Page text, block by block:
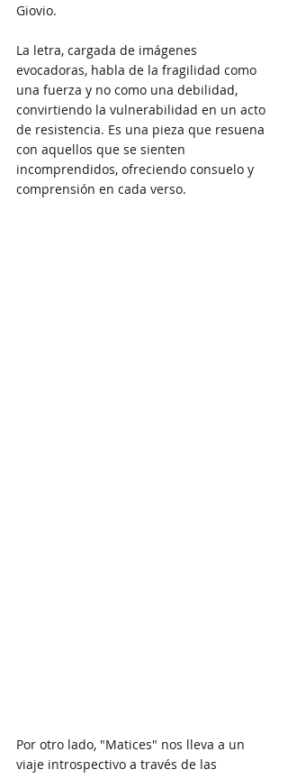
Giovio.
La letra, cargada de imágenes
evocadoras, habla de la fragilidad como
una fuerza y no como una debilidad,
convirtiendo la vulnerabilidad en un acto
de resistencia. Es una pieza que resuena
con aquellos que se sienten
incomprendidos, ofreciendo consuelo y
comprensión en cada verso.
Por otro lado, "Matices" nos lleva a un
viaje introspectivo a través de las